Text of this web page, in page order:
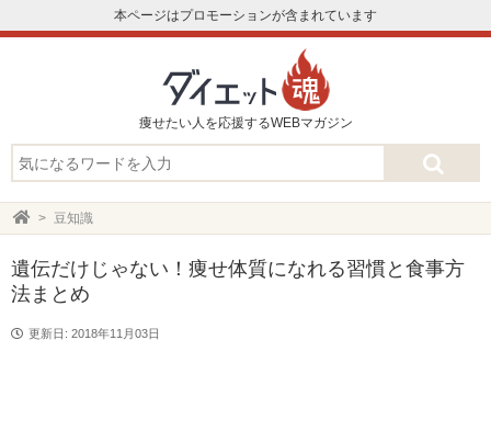
本ページはプロモーションが含まれています
痩せたい人を応援するWEBマガジン
豆知識
遺伝だけじゃない！痩せ体質になれる習慣と食事方
法まとめ
更新日: 2018年11月03日